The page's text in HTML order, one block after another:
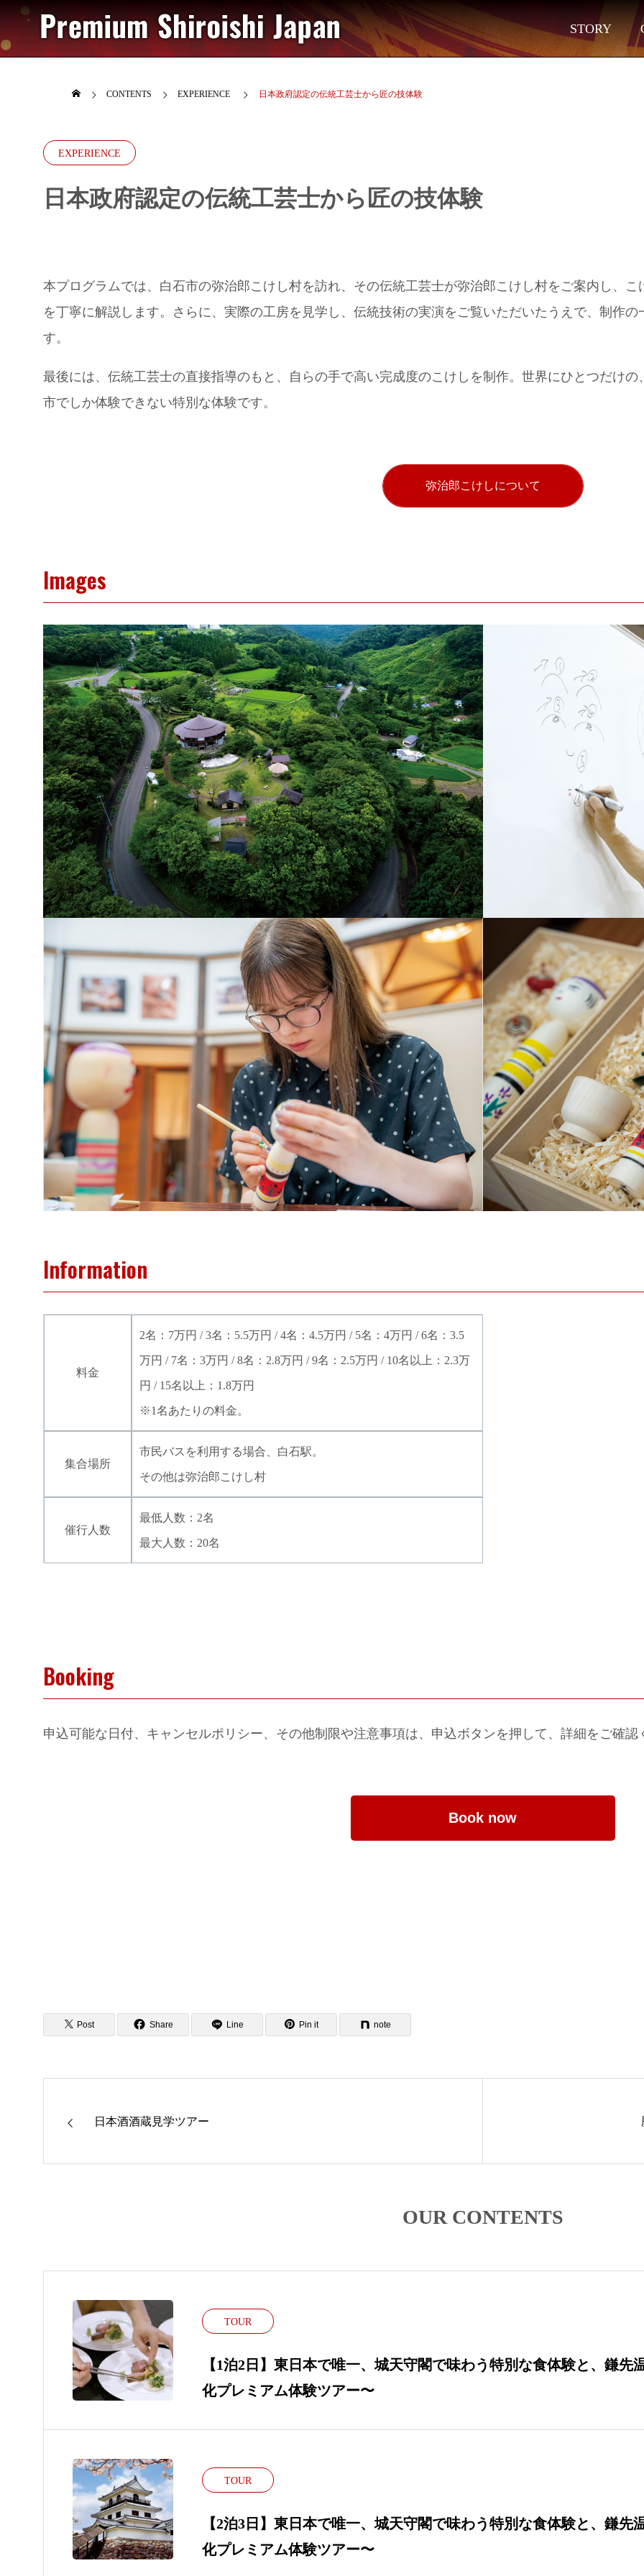
STORY
CONTENTS EXPERIENCE 日本政府認定の伝統工芸士から匠の技体験
EXPERIENCE
日本政府認定の伝統工芸士から匠の技体験
本プログラムでは、白石市の弥治郎こけし村を訪れ、その伝統工芸士が弥治郎こけし村をご案内し、
を丁寧に解説します。さらに、実際の工房を見学し、伝統技術の実演をご覧いただいたうえで、制作
す。
最後には、伝統工芸士の直接指導のもと、自らの手で高い完成度のこけしを制作。世界にひとつだけ
市でしか体験できない特別な体験です。
弥治郎こけしについて
Images
Information
料金
2名：7万円 / 3名：5.5万円 / 4名：4.5万円 / 5名：4万円 / 6名：3.5
万円 / 7名：3万円 / 8名：2.8万円 / 9名：2.5万円 / 10名以上：2.3万
円 / 15名以上：1.8万円
※1名あたりの料金。
集合場所
市民バスを利用する場合、白石駅。
その他は弥治郎こけし村
催行人数
最低人数：2名
最大人数：20名
Booking
申込可能な日付、キャンセルポリシー、その他制限や注意事項は、申込ボタンを押して、詳細をご確認
Book now
Post Share Line Pin it note
日本酒酒蔵見学ツアー
OUR CONTENTS
TOUR
【1泊2日】東日本で唯一、城天守閣で味わう特別な食体験と、鎌
化プレミアム体験ツアー〜
TOUR
【2泊3日】東日本で唯一、城天守閣で味わう特別な食体験と、鎌
化プレミアム体験ツアー〜